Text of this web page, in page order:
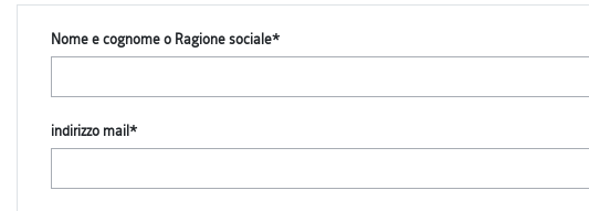
Nome e cognome o Ragione sociale*
indirizzo mail*